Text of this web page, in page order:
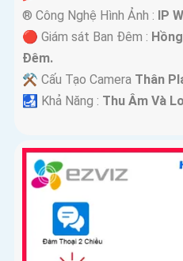
®️ Công Nghệ Hình Ảnh : IP
🔴 Giám sát Ban Đêm :
Ðêm.
⚒ Cấu Tạo Camera Thân
️🛃 Khả Năng : Thu Âm Và